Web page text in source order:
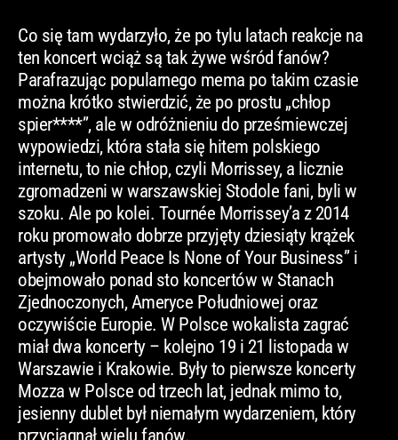
Co się tam wydarzyło, że po tylu latach reakcje na
ten koncert wciąż są tak żywe wśród fanów?
Parafrazując popularnego mema po takim czasie
można krótko stwierdzić, że po prostu „chłop
spier****”, ale w odróżnieniu do prześmiewczej
wypowiedzi, która stała się hitem polskiego
internetu, to nie chłop, czyli Morrissey, a licznie
zgromadzeni w warszawskiej Stodole fani, byli w
szoku. Ale po kolei. Tournée Morrissey’a z 2014
roku promowało dobrze przyjęty dziesiąty krążek
artysty „World Peace Is None of Your Business” i
obejmowało ponad sto koncertów w Stanach
Zjednoczonych, Ameryce Południowej oraz
oczywiście Europie. W Polsce wokalista zagrać
miał dwa koncerty – kolejno 19 i 21 listopada w
Warszawie i Krakowie. Były to pierwsze koncerty
Mozza w Polsce od trzech lat, jednak mimo to,
jesienny dublet był niemałym wydarzeniem, który
przyciągnął wielu fanów.